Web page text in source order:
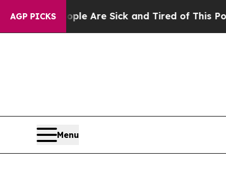
AGP PICKS
Are Sick and Tired of This Politics of
Menu